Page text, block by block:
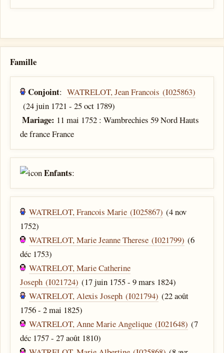
Famille
Conjoint:WATRELOT, Jean Francois (I025863)
(24 juin 1721 - 25 oct 1789)
Mariage: 11 mai 1752 : Wambrechies 59 Nord Hauts
de france France
Enfants:
WATRELOT, Francois Marie (I025867) (4 nov
1752)
WATRELOT, Marie Jeanne Therese (I021799) (6
déc 1753)
WATRELOT, Marie Catherine
Joseph (I021724) (17 juin 1755 - 9 mars 1824)
WATRELOT, Alexis Joseph (I021794) (22 août
1756 - 2 mai 1825)
WATRELOT, Anne Marie Angelique (I021648) (7
déc 1757 - 27 août 1810)